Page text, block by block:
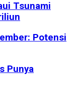
Tsunami
Potensi
Punya